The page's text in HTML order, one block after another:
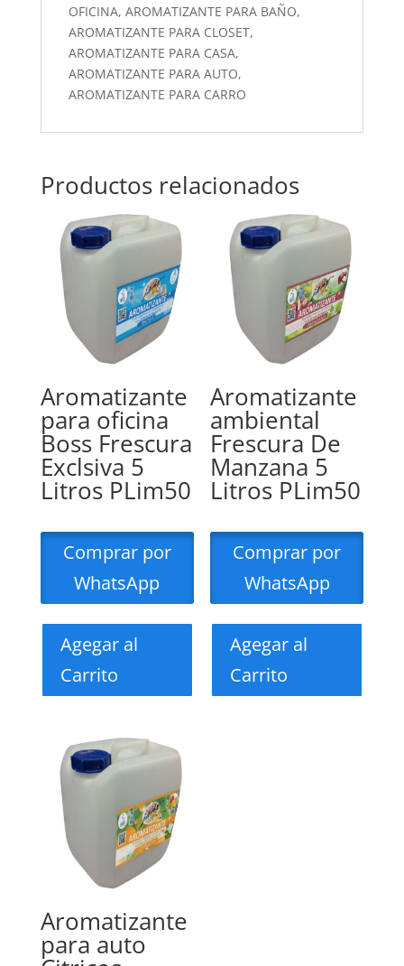
OFICINA, AROMATIZANTE PARA BAÑO,
AROMATIZANTE PARA CLOSET,
AROMATIZANTE PARA CASA,
AROMATIZANTE PARA AUTO,
AROMATIZANTE PARA CARRO
Productos relacionados
Aromatizante
para oficina
Boss Frescura
Exclsiva 5
Litros PLim50
Comprar por
WhatsApp
Agegar al
Carrito
Aromatizante
ambiental
Frescura De
Manzana 5
Litros PLim50
Comprar por
WhatsApp
Agegar al
Carrito
Aromatizante
para auto